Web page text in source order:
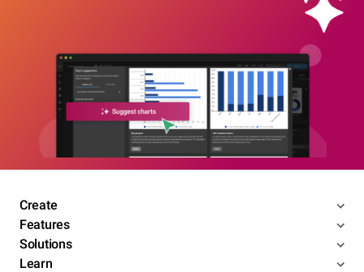
Create
Features
Solutions
Learn